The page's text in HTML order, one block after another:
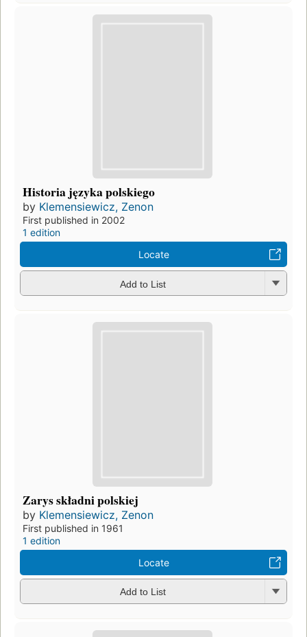
Historia języka polskiego
by Klemensiewicz, Zenon
First published in 2002
1 edition
Locate
Add to List
Zarys składni polskiej
by Klemensiewicz, Zenon
First published in 1961
1 edition
Locate
Add to List